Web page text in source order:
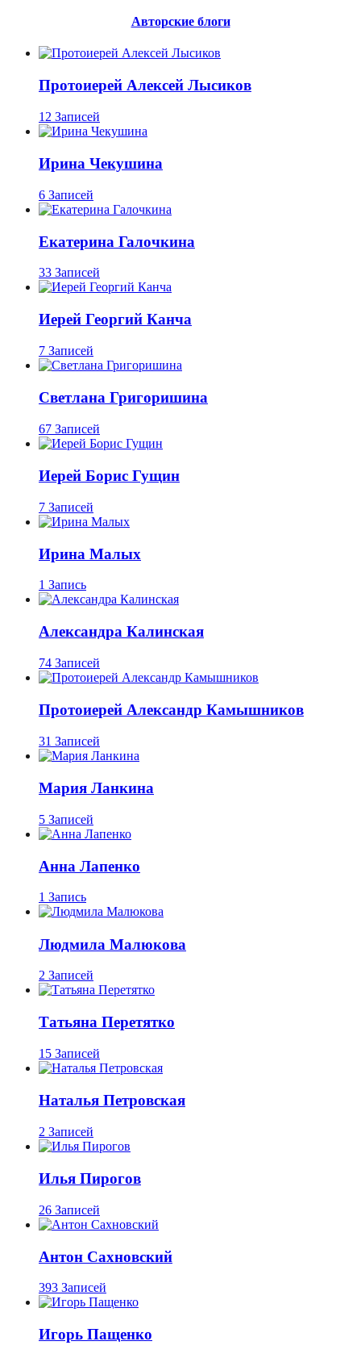
Авторские блоги
Протоиерей Алексей Лысиков
12 Записей
Ирина Чекушина
6 Записей
Екатерина Галочкина
33 Записей
Иерей Георгий Канча
7 Записей
Светлана Григоришина
67 Записей
Иерей Борис Гущин
7 Записей
Ирина Малых
1 Запись
Александра Калинская
74 Записей
Протоиерей Александр Камышников
31 Записей
Мария Ланкина
5 Записей
Анна Лапенко
1 Запись
Людмила Малюкова
2 Записей
Татьяна Перетятко
15 Записей
Наталья Петровская
2 Записей
Илья Пирогов
26 Записей
Антон Сахновский
393 Записей
Игорь Пащенко